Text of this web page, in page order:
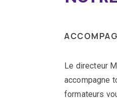
Le directeur
accompagne
formateurs